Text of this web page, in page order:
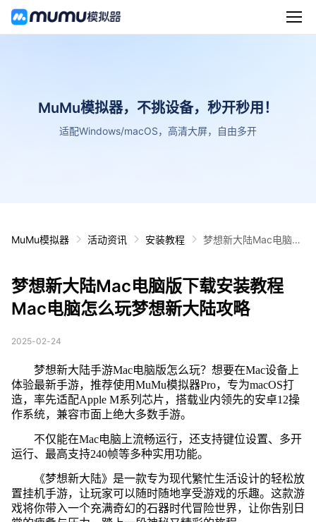
MuMu模拟器，不挑设备，秒开秒用！
适配Windows/macOS，高清大屏，自由多开
MuMu模拟器 活动资讯 安装教程
梦想新大陆Mac电脑版
梦想新大陆Mac电脑版下载安装教程
Mac电脑怎么玩梦想新大陆攻略
2025-02-24
梦想新大陆手游Mac电脑版怎么玩？想要在Mac设备上
体验最新手游，推荐使用MuMu模拟器Pro，专为macOS打
造，率先适配Apple M系列芯片，搭载业内领先的安卓12操
作系统，兼容市面上绝大多数手游。
不仅能在Mac电脑上流畅运行，还支持键位设置、多开
运行、最高支持240帧等多种实用功能。
《梦想新大陆》是一款专为现代繁忙生活设计的轻松放
置挂机手游，让玩家可以随时随地享受游戏的乐趣。这款游
戏将你带入一个充满奇幻的石器时代冒险世界，让你告别日